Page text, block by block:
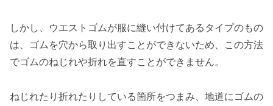
しかし、ウエストゴムが服に縫い付けてあるタイプのもの
は、ゴムを穴から取り出すことができないため、この方法
でゴムのねじれや折れを直すことができません。
ねじれたり折れたりしている箇所をつまみ、地道にゴムの